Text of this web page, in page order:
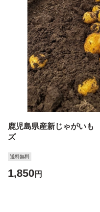
鹿児島県産新じゃがい
ズ
送料無料
1,850円